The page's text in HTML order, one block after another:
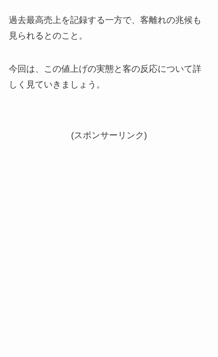
過去最高売上を記録する一方で、客離れの兆候も
見られるとのこと。
今回は、この値上げの実態と客の反応について詳
しく見ていきましょう。
(スポンサーリンク)